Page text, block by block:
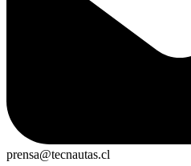
prensa@tecnautas.cl